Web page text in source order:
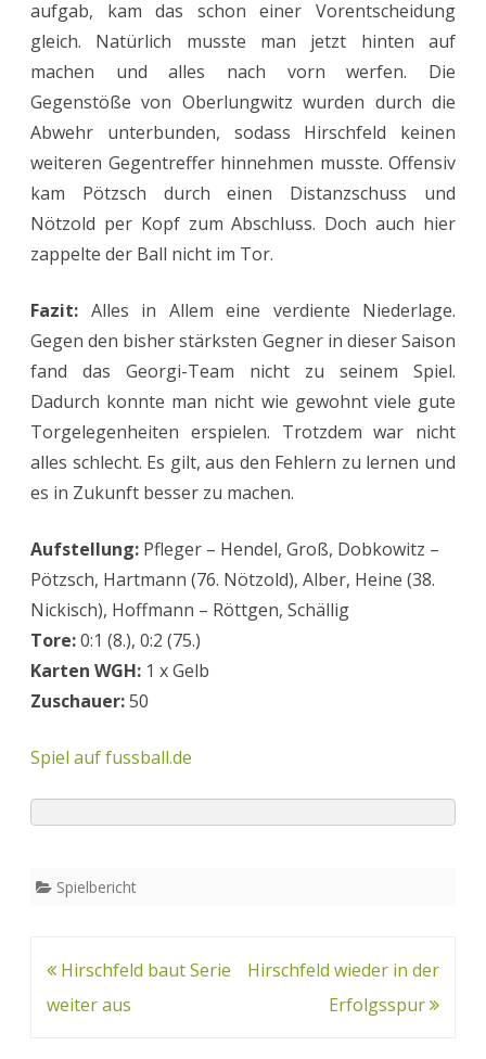
aufgab, kam das schon einer Vorentscheidung
gleich. Natürlich musste man jetzt hinten auf
machen und alles nach vorn werfen. Die
Gegenstöße von Oberlungwitz wurden durch die
Abwehr unterbunden, sodass Hirschfeld keinen
weiteren Gegentreffer hinnehmen musste. Offensiv
kam Pötzsch durch einen Distanzschuss und
Nötzold per Kopf zum Abschluss. Doch auch hier
zappelte der Ball nicht im Tor.
Fazit: Alles in Allem eine verdiente Niederlage.
Gegen den bisher stärksten Gegner in dieser Saison
fand das Georgi-Team nicht zu seinem Spiel.
Dadurch konnte man nicht wie gewohnt viele gute
Torgelegenheiten erspielen. Trotzdem war nicht
alles schlecht. Es gilt, aus den Fehlern zu lernen und
es in Zukunft besser zu machen.
Aufstellung: Pfleger – Hendel, Groß, Dobkowitz –
Pötzsch, Hartmann (76. Nötzold), Alber, Heine (38.
Nickisch), Hoffmann – Röttgen, Schällig
Tore:0:1 (8.), 0:2 (75.)
Karten WGH: 1 x Gelb
Zuschauer:50
Spiel auf fussball.de
Spielbericht
Beitrags-
Navigation
Hirschfeld baut Serie
weiter aus
Hirschfeld wieder in der
Erfolgsspur